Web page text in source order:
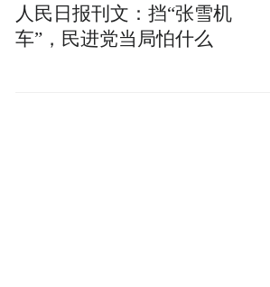
人民日报刊文：挡“张雪机
车”，民进党当局怕什么